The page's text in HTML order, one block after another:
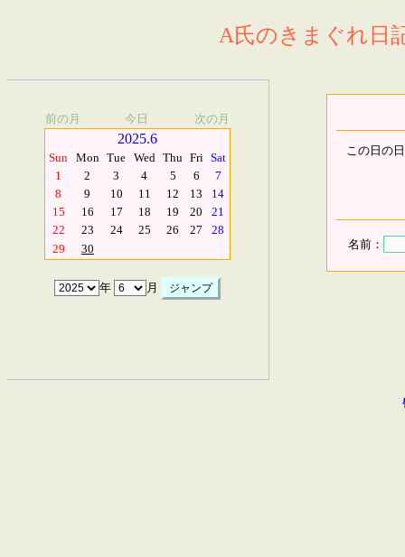
A氏のきまぐれ日
前の月 今日 次の月
2025.6
Sun Mon Tue Wed Thu Fri Sat
1
2 3 4 5 6
7
8
9 10 11 12 13
14
15
16 17 18 19 20
21
22
23 24 25 26 27
28
29
30
年 月
この日の
名前：